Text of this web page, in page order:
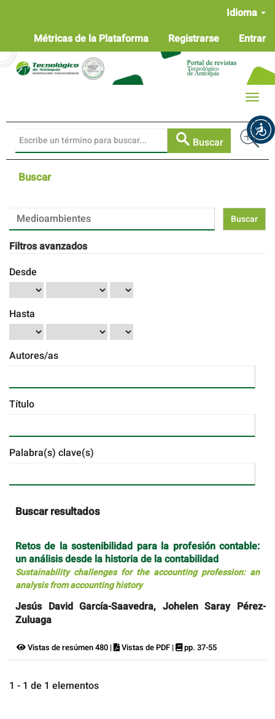
Contenido
principal
Barra
lateral
Idioma
Métricas de la Plataforma
Registrarse Entrar
Buscar
Toggle
Buscar
Buscar
artículos
por
Filtros avanzados
Desde
Hasta
Autores/as
Título
Palabra(s) clave(s)
Buscar resultados
Retos de la sostenibilidad para la profesión contable:
un análisis desde la historia de la contabilidad
Sustainability challenges for the accounting profession: an
analysis from accounting history
Jesús David García-Saavedra, Johelen Saray Pérez-
Zuluaga
Vistas de resúmen 480 | Vistas de PDF | pp. 37-55
1 - 1 de 1 elementos